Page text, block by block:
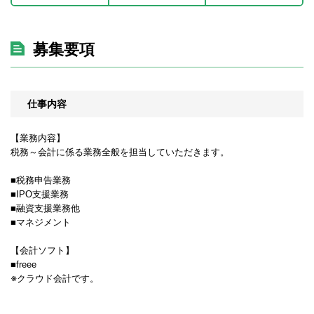
募集要項
仕事内容
【業務内容】
税務～会計に係る業務全般を担当していただきます。
■税務申告業務
■IPO支援業務
■融資支援業務他
■マネジメント
【会計ソフト】
■freee
※クラウド会計です。